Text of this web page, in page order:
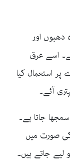
دھبوں اور
اسے عرق
استعمال کیا
آئے۔
جاتا ہے۔
صورت میں
لیے جاتے ہیں۔